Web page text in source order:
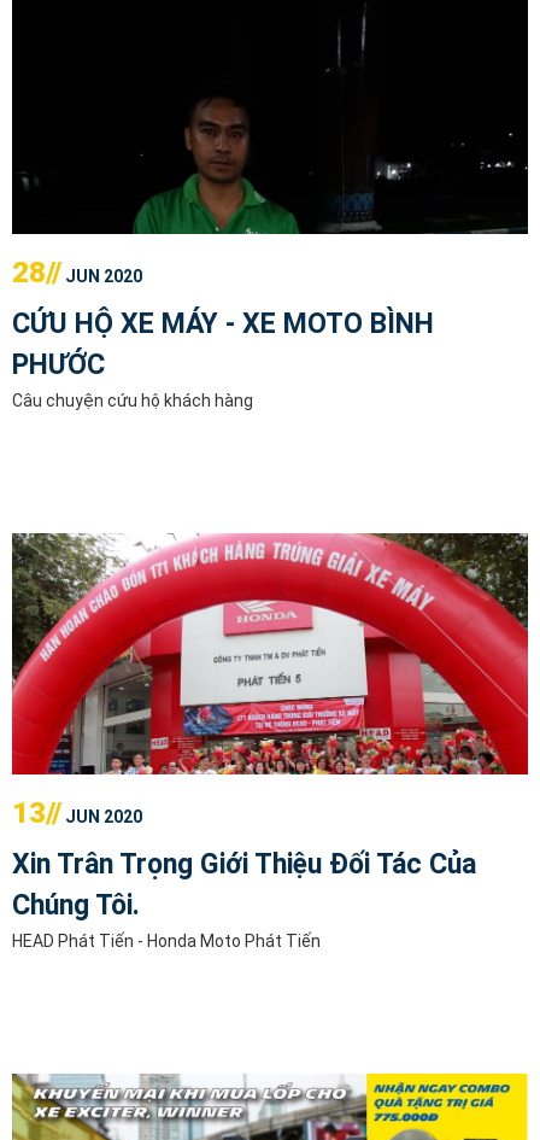
28// JUN 2020
CỨU HỘ XE MÁY - XE MOTO BÌNH
PHƯỚC
Câu chuyện cứu hộ khách hàng
13// JUN 2020
Xin Trân Trọng Giới Thiệu Đối Tác Của
Chúng Tôi.
HEAD Phát Tiến - Honda Moto Phát Tiến